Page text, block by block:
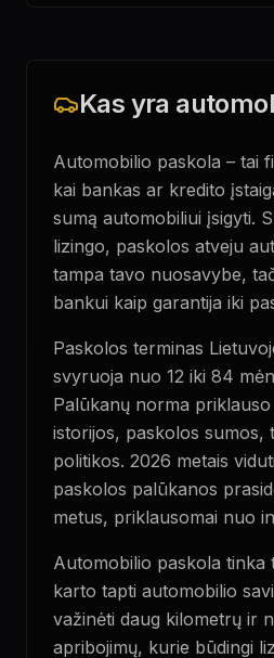
Kas yra
Automobilio paskola – tai
kai bankas ar kredito
sumą automobiliui įsigyti.
lizingo, paskolos atveju
tampa tavo nuosavybe,
bankui kaip garantija iki
Paskolos terminas
svyruoja nuo 12 iki 84
Palūkanų norma
istorijos, paskolos sumos,
politikos. 2026 metais
paskolos palūkanos
metus, priklausomai nuo
Automobilio paskola tinka
karto tapti automobilio
važinėti daug kilometrų ir
apribojimų, kurie būdingi